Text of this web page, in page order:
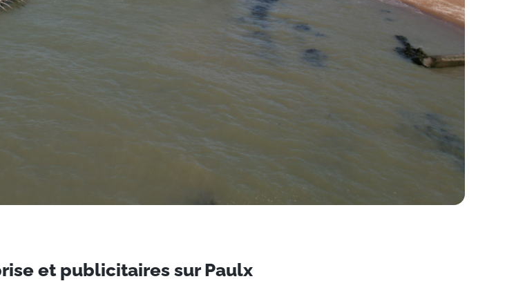
et publicitaires sur Paulx